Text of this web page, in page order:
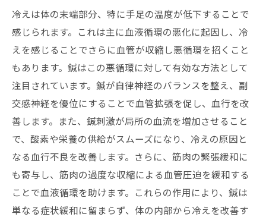
なぜ鍼は女性の冷え改善に特に効果的なのか？
科学的に証明された鍼の冷え改善メカニズムを
詳しく紹介
冷えは体の末端部分、特に手足の温度が低下することで
感じられます。これは主に血液循環の悪化に起因し、冷
えを感じることでさらに血管が収縮し悪循環を招くこと
もあります。鍼はこの悪循環に対して有効な方法として
注目されています。鍼が自律神経のバランスを整え、副
交感神経を優位にすることで血管拡張を促し、血行を改
善します。また、鍼刺激が局所の血流を増加させること
で、酸素や栄養の供給がスムーズになり、冷えの原因と
なる血行不良を改善します。さらに、筋肉の緊張緩和に
も寄与し、筋肉の過度な収縮による血管圧迫を緩和する
ことで血液循環を助けます。これらの作用により、鍼は
単なる症状緩和に留まらず、体の内部から冷えを改善す